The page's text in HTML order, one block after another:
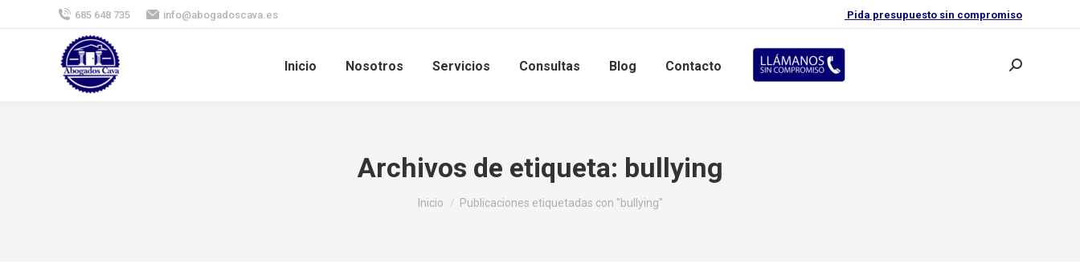
685 648 735 info@abogadoscava.es Pida presupuesto sin compromiso
Inicio Nosotros Servicios Consultas Blog Contacto Buscar:
Archivos de etiqueta: bullying
Estás aquí:
Inicio Publicaciones etiquetadas con "bullying"